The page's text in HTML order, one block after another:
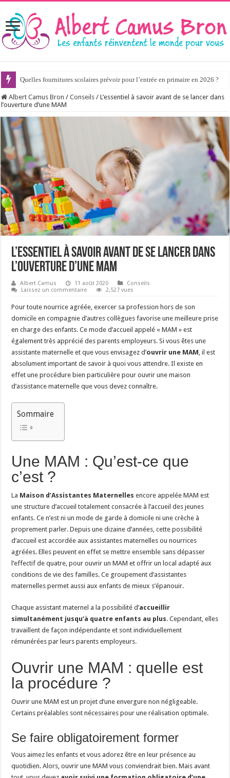
Quelles fournitures scolaires prévoir pour l’entrée en primaire en 2026 ?
Albert Camus Bron / Conseils / L’essentiel à savoir avant de se lancer dans
l’ouverture d’une MAM
L’essentiel à savoir avant de se lancer dans
l’ouverture d’une MAM
Albert Camus 11 août 2020
Conseils
Laissez un commentaire
2,527 vues
Pour toute nourrice agréée, exercer sa profession hors de son
domicile en compagnie d’autres collègues favorise une meilleure prise
en charge des enfants. Ce mode d’accueil appelé « MAM » est
également très apprécié des parents employeurs. Si vous êtes une
assistante maternelle et que vous envisagez d’ouvrir une MAM, il est
absolument important de savoir à quoi vous attendre. Il existe en
effet une procédure bien particulière pour ouvrir une maison
d’assistance maternelle que vous devez connaître.
Sommaire
Une MAM : Qu’est-ce que
c’est ?
La Maison d’Assistantes Maternelles encore appelée MAM est
une structure d’accueil totalement consacrée à l’accueil des jeunes
enfants. Ce n’est ni un mode de garde à domicile ni une crèche à
proprement parler. Depuis une dizaine d’années, cette possibilité
d’accueil est accordée aux assistantes maternelles ou nourrices
agréées. Elles peuvent en effet se mettre ensemble sans dépasser
l’effectif de quatre, pour ouvrir un MAM et offrir un local adapté aux
conditions de vie des familles. Ce groupement d’assistantes
maternelles permet aussi aux enfants de mieux s’épanouir.
Chaque assistant maternel a la possibilité d’accueillir
simultanément jusqu’à quatre enfants au plus. Cependant, elles
travaillent de façon indépendante et sont individuellement
rémunérées par leurs parents employeurs.
Ouvrir une MAM : quelle est
la procédure ?
Ouvrir une MAM est un projet d’une envergure non négligeable.
Certains préalables sont nécessaires pour une réalisation optimale.
Se faire obligatoirement former
Vous aimez les enfants et vous adorez être en leur présence au
quotidien. Alors, ouvrir une MAM vous conviendrait bien. Mais avant